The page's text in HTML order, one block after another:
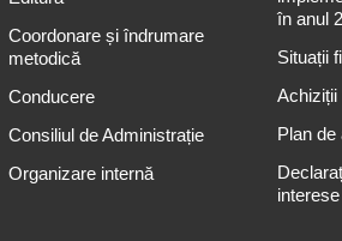
Coordonare și îndrumare
metodică
Conducere
Consiliul de Administrație
Organizare internă
în anul
Situații
Achiziții
Plan de
interese